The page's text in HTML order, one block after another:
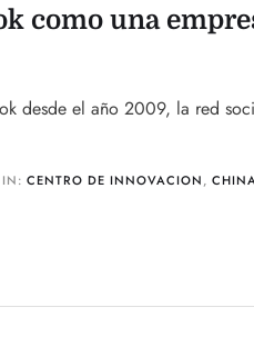
como una
desde el año 2009, la red
IN:CENTRO DE INNOVACION,